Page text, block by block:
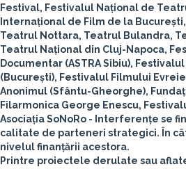
Festival, Festivalul Național de
Internațional de Film de la
Teatrul Nottara, Teatrul Bulandra,
Teatrul Național din Cluj-Napoca,
Documentar (ASTRA Sibiu),
(București), Festivalul Filmului
Anonimul (Sfântu-Gheorghe),
Filarmonica George Enescu,
Asociația SoNoRo - Interferențe se
calitate de parteneri strategici. În
nivelul finanțării acestora.
Printre proiectele derulate sau